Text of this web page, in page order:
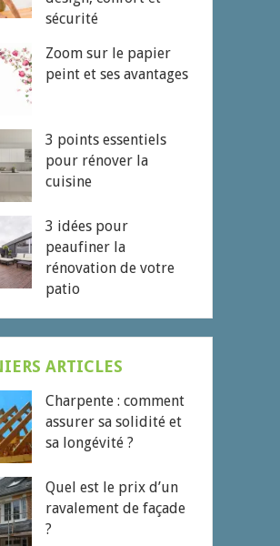
sécurité
Zoom sur le papier
peint et ses avantages
3 points essentiels
pour rénover la
cuisine
3 idées pour
peaufiner la
rénovation de votre
patio
ARTICLES
Charpente : comment
assurer sa solidité et
sa longévité ?
Quel est le prix d’un
ravalement de façade
?